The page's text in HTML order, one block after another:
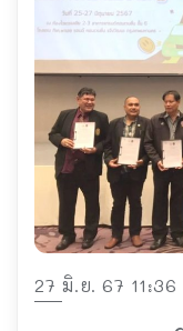
27 มิ.ย. 67 11:36